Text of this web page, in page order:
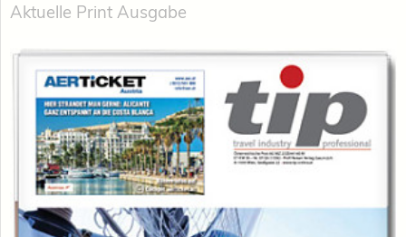
Aktuelle Print Ausgabe